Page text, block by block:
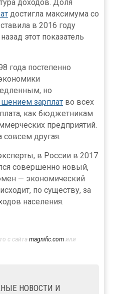
доходов. Доля
достигла максимума со
в 2016 году
этот показатель
года постепенно
но
зарплат во всех
как бюджетникам
предприятий.
другая.
в России в 2017
совершенно новый,
— экономический
по существу, за
населения.
с сайта magnific.com или
НОВОСТИ И